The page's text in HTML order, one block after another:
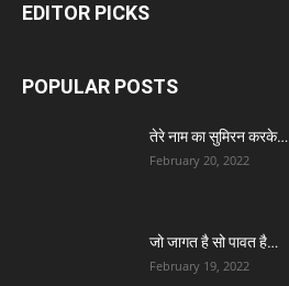
EDITOR PICKS
POPULAR POSTS
तेरे नाम का सुमिरन करके…
February 20, 2022
जो जागत है सो पावत है…
February 19, 2022